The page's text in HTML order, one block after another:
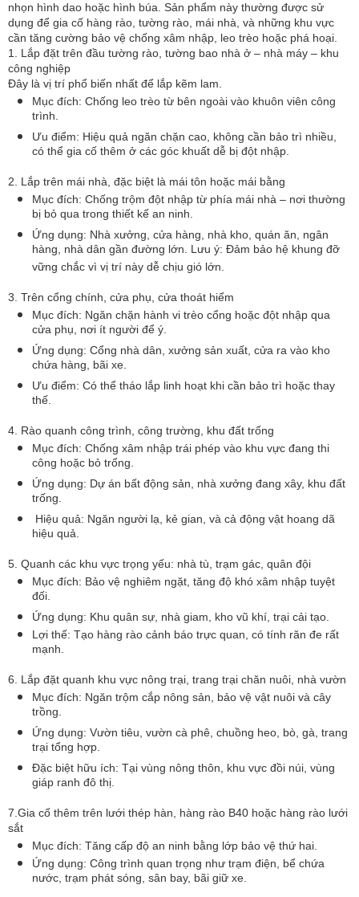
nhọn hình dao hoặc hình búa. Sản phẩm này thường được sử
dụng để gia cố hàng rào, tường rào, mái nhà, và những khu vực
cần tăng cường bảo vệ chống xâm nhập, leo trèo hoặc phá hoại.
1. Lắp đặt trên đầu tường rào, tường bao nhà ở – nhà máy – khu
công nghiệp
Đây là vị trí phổ biến nhất để lắp kẽm lam.
Mục đích: Chống leo trèo từ bên ngoài vào khuôn viên công
trình.
Ưu điểm: Hiệu quả ngăn chặn cao, không cần bảo trì nhiều,
có thể gia cố thêm ở các góc khuất dễ bị đột nhập.
2. Lắp trên mái nhà, đặc biệt là mái tôn hoặc mái bằng
Mục đích: Chống trộm đột nhập từ phía mái nhà – nơi thường
bị bỏ qua trong thiết kế an ninh.
Ứng dụng: Nhà xưởng, cửa hàng, nhà kho, quán ăn, ngân
hàng, nhà dân gần đường lớn. Lưu ý: Đảm bảo hệ khung đỡ
vững chắc vì vị trí này dễ chịu gió lớn.
3. Trên cổng chính, cửa phụ, cửa thoát hiểm
Mục đích: Ngăn chặn hành vi trèo cổng hoặc đột nhập qua
cửa phụ, nơi ít người để ý.
Ứng dụng: Cổng nhà dân, xưởng sản xuất, cửa ra vào kho
chứa hàng, bãi xe.
Ưu điểm: Có thể tháo lắp linh hoạt khi cần bảo trì hoặc thay
thế.
4. Rào quanh công trình, công trường, khu đất trống
Mục đích: Chống xâm nhập trái phép vào khu vực đang thi
công hoặc bỏ trống.
Ứng dụng: Dự án bất động sản, nhà xưởng đang xây, khu đất
trống.
Hiệu quả: Ngăn người lạ, kẻ gian, và cả động vật hoang dã
hiệu quả.
5. Quanh các khu vực trọng yếu: nhà tù, trạm gác, quân đội
Mục đích: Bảo vệ nghiêm ngặt, tăng độ khó xâm nhập tuyệt
đối.
Ứng dụng: Khu quân sự, nhà giam, kho vũ khí, trại cải tạo.
Lợi thế: Tạo hàng rào cảnh báo trực quan, có tính răn đe rất
mạnh.
6. Lắp đặt quanh khu vực nông trại, trang trại chăn nuôi, nhà vườn
Mục đích: Ngăn trộm cắp nông sản, bảo vệ vật nuôi và cây
trồng.
Ứng dụng: Vườn tiêu, vườn cà phê, chuồng heo, bò, gà, trang
trại tổng hợp.
Đặc biệt hữu ích: Tại vùng nông thôn, khu vực đồi núi, vùng
giáp ranh đô thị.
7.Gia cố thêm trên lưới thép hàn, hàng rào B40 hoặc hàng rào lưới
sắt
Mục đích: Tăng cấp độ an ninh bằng lớp bảo vệ thứ hai.
Ứng dụng: Công trình quan trọng như trạm điện, bể chứa
nước, trạm phát sóng, sân bay, bãi giữ xe.